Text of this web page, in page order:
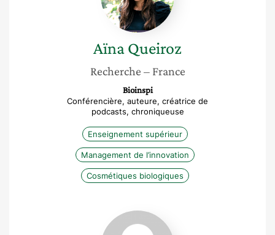
AïnaQueiroz
Recherche – France
Bioinspi
Conférencière, auteure, créatrice de
podcasts, chroniqueuse
Enseignement supérieur
Management de l’innovation
Cosmétiques biologiques
Adeline
Pierrat